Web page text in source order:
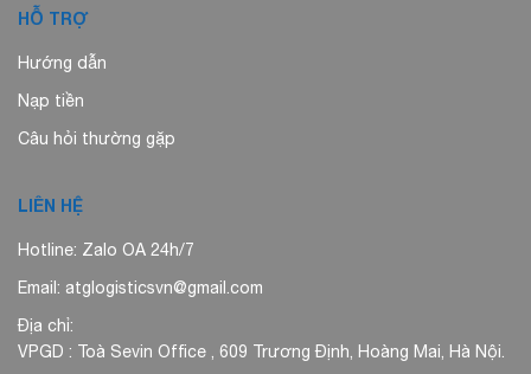
HỖ TRỢ
Hướng dẫn
Nạp tiền
Câu hỏi thường gặp
LIÊN HỆ
Hotline: Zalo OA 24h/7
Email: atglogisticsvn@gmail.com
Địa chỉ:
VPGD : Toà Sevin Office , 609 Trương Định, Hoàng Mai, Hà Nội.